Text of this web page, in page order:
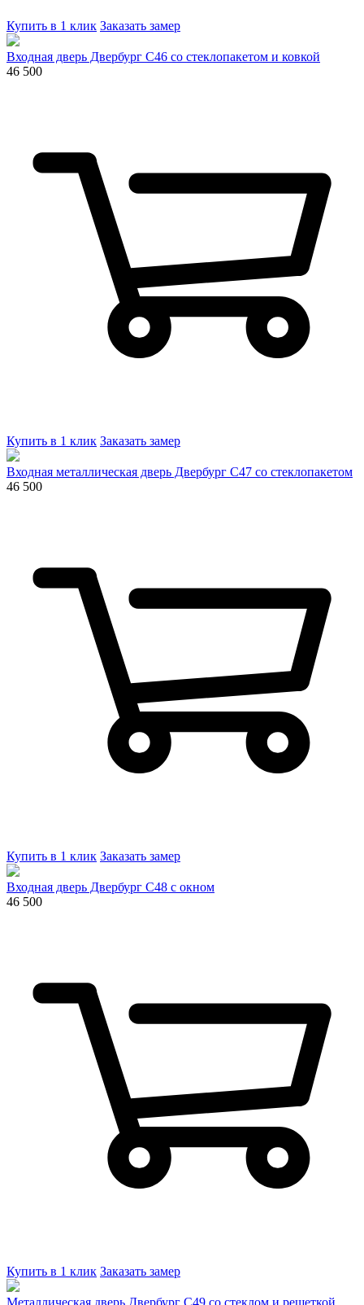
Купить в 1 клик Заказать замер
Входная дверь Двербург С46 со стеклопакетом и ковкой
46 500
Купить в 1 клик Заказать замер
Входная металлическая дверь Двербург С47 со стеклопакетом
46 500
Купить в 1 клик Заказать замер
Входная дверь Двербург С48 с окном
46 500
Купить в 1 клик Заказать замер
Металлическая дверь Двербург С49 со стеклом и решеткой